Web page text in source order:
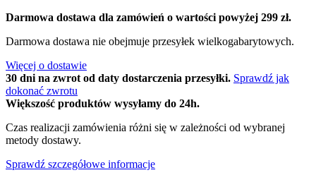
Darmowa dostawa dla zamówień o wartości powyżej 299 zł.
Darmowa dostawa nie obejmuje przesyłek wielkogabarytowych.
Więcej o dostawie
30 dni na zwrot od daty dostarczenia przesyłki. Sprawdź jak
dokonać zwrotu
Większość produktów wysyłamy do 24h.
Czas realizacji zamówienia różni się w zależności od wybranej
metody dostawy.
Sprawdź szczegółowe informacje